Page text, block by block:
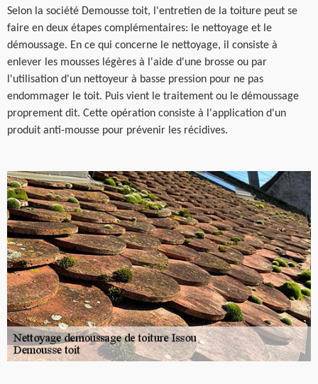
Selon la société Demousse toit, l'entretien de la toiture peut se
faire en deux étapes complémentaires: le nettoyage et le
démoussage. En ce qui concerne le nettoyage, il consiste à
enlever les mousses légères à l'aide d'une brosse ou par
l'utilisation d'un nettoyeur à basse pression pour ne pas
endommager le toit. Puis vient le traitement ou le démoussage
proprement dit. Cette opération consiste à l'application d'un
produit anti-mousse pour prévenir les récidives.